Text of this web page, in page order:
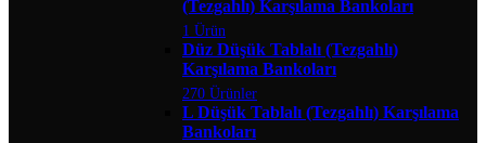
(Tezgahlı) Karşılama Bankoları
1 Ürün
Düz Düşük Tablalı (Tezgahlı)
Karşılama Bankoları
270 Ürünler
L Düşük Tablalı (Tezgahlı) Karşılama
Bankoları